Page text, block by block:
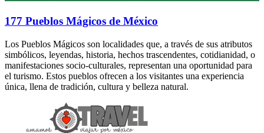
177 Pueblos Mágicos de México
Los Pueblos Mágicos son localidades que, a través de sus atributos
simbólicos, leyendas, historia, hechos trascendentes, cotidianidad, o
manifestaciones socio-culturales, representan una oportunidad para
el turismo. Estos pueblos ofrecen a los visitantes una experiencia
única, llena de tradición, cultura y belleza natural.